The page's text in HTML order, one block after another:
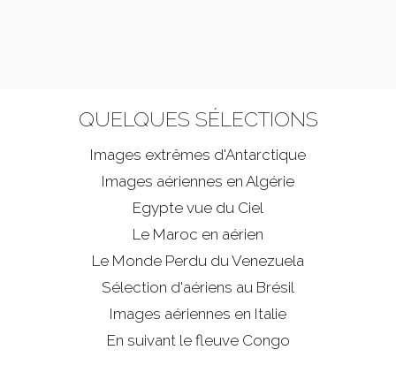
QUELQUES SÉLECTIONS
Images extrêmes d'Antarctique
Images aériennes en Algérie
Egypte vue du Ciel
Le Maroc en aérien
Le Monde Perdu du Venezuela
Sélection d'aériens au Brésil
Images aériennes en Italie
En suivant le fleuve Congo